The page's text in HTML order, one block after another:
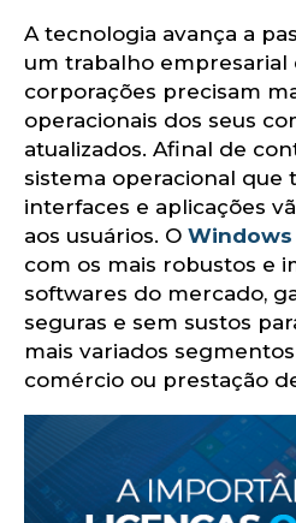
A tecnologia avança a
um trabalho empresarial
corporações precisam
operacionais dos seus
atualizados. Afinal de
sistema operacional que
interfaces e aplicações
aos usuários. O Windows
com os mais robustos e
softwares do mercado,
seguras e sem sustos
mais variados
comércio ou prestação